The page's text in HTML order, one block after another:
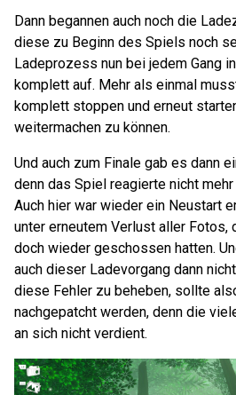
Dann begannen auch noch die
diese zu Beginn des Spiels noch
Ladeprozess nun bei jedem Gang
komplett auf. Mehr als einmal
komplett stoppen und erneut
weitermachen zu können.
Und auch zum Finale gab es dann
denn das Spiel reagierte nicht
Auch hier war wieder ein Neustart
unter erneutem Verlust aller Fotos,
doch wieder geschossen hatten.
auch dieser Ladevorgang dann
diese Fehler zu beheben, sollte
nachgepatcht werden, denn die
an sich nicht verdient.